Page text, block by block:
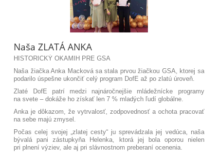
Naša ZLATÁ ANKA
HISTORICKÝ OKAMIH PRE GSA
Naša žiačka Anka Macková sa stala prvou žiačkou GSA, ktorej sa
podarilo úspešne ukončiť celý program DofE až po zlatú úroveň.
Zlaté DofE patrí medzi najnáročnejšie mládežnícke programy
na svete – dokáže ho získať len 7 % mladých ľudí globálne.
Anka je dôkazom, že vytrvalosť, zodpovednosť a ochota pracovať
na sebe majú zmysel.
Počas celej svojej „zlatej cesty“ ju sprevádzala jej vedúca, naša
bývalá pani zástupkyňa Helenka, ktorá jej bola oporou nielen
pri plnení výziev, ale aj pri slávnostnom preberaní ocenenia.